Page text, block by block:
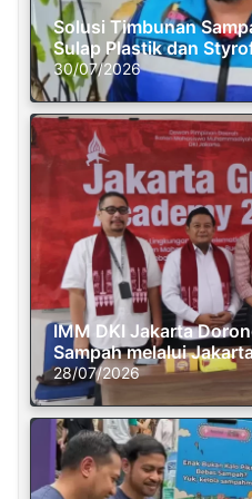
Solusi Timbunan
Sulap Plastik dan
30/07/2026
IMM DKI Jakarta
Sampah melalui
28/07/2026